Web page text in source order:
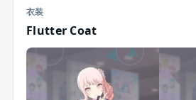
衣装
Flutter Coat